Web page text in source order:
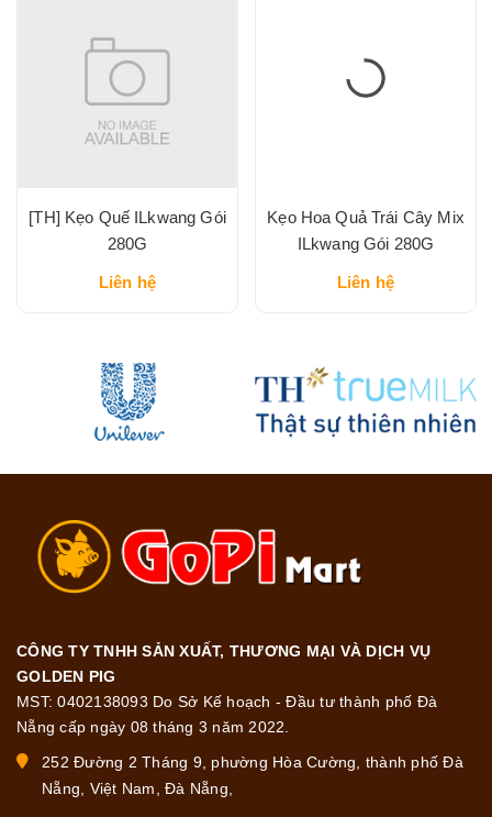
[TH] Kẹo Quế ILkwang Gói
280G
Liên hệ
Kẹo Hoa Quả Trái Cây Mix
ILkwang Gói 280G
Liên hệ
CÔNG TY TNHH SẢN XUẤT, THƯƠNG MẠI VÀ DỊCH VỤ
GOLDEN PIG
MST: 0402138093 Do Sở Kế hoạch - Đầu tư thành phố Đà
Nẵng cấp ngày 08 tháng 3 năm 2022.
252 Đường 2 Tháng 9, phường Hòa Cường, thành phố Đà
Nẵng, Việt Nam, Đà Nẵng,